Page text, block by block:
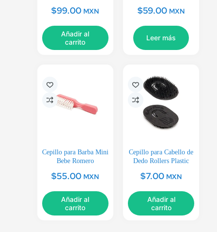
$99.00 MXN
Añadir al
carrito
$59.00 MXN
Leer más
Cepillo para Barba Mini
Bebe Romero
$55.00 MXN
Añadir al
carrito
Cepillo para Cabello de
Dedo Rollers Plastic
$7.00 MXN
Añadir al
carrito